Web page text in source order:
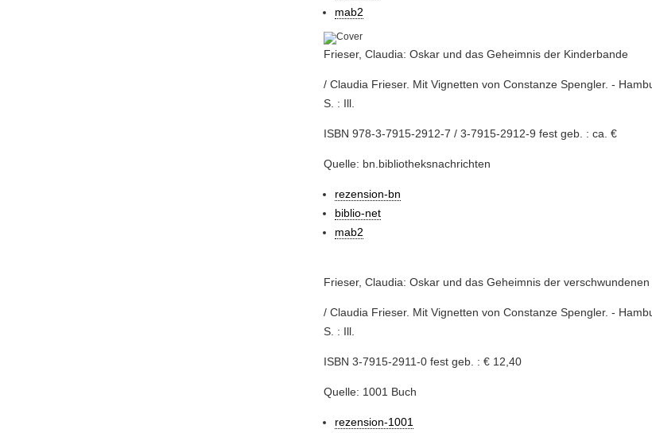
mab2
Frieser, Claudia: Oskar und das Geheimnis der Kinderbande
/ Claudia Frieser. Mit Vignetten von Constanze Spengler. -
S. : Ill.
ISBN 978-3-7915-2912-7 / 3-7915-2912-9 fest geb. : ca. €
Quelle: bn.bibliotheksnachrichten
rezension-bn
biblio-net
mab2
Frieser, Claudia: Oskar und das Geheimnis der
/ Claudia Frieser. Mit Vignetten von Constanze Spengler. -
S. : Ill.
ISBN 3-7915-2911-0 fest geb. : € 12,40
Quelle: 1001 Buch
rezension-1001